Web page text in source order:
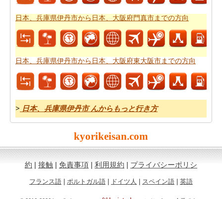
本、〒862-0949 熊本県熊本市中央区国府までの自分がよ
り良いあなたの旅行を計画するのに役立ちます。
道路で旅行するのは疲れましたか。日本、兵庫県伊丹市
から日本、〒862-0949 熊本県熊本市中央区国府まで、あ
なたは飛ぶことができます。旅行する前に日本、兵庫県
伊丹市から日本、〒862-0949 熊本県熊本市中央区国府ま
での飛行時間
をチェックして下さい。
あなたはそれが確からしいの停止ポイントとあなたの旅
の途中でポイントを与えマップたいですか。
県伊丹市から日本、〒862-0949 熊本県熊本市中央区国府
までの道路ルートプランはあなたがチェックすることを
お勧めします。
あなたのルートを得ることが計画された後、あなたの旅
のために駆動するためのコストの公正な見積もりを有す
日本、兵庫県伊丹市から日本、大阪府門真市までの方向
日本、兵庫県伊丹市から日本、大阪府東大阪市までの方向
> 日本、兵庫県伊丹市 んからもっと行き方
kyorikeisan.com
約 | 接触 | 免責事項 | 利用規約 | プライバシーポリシ
フランス語 | ポルトガル語 | ドイツ人 | スペイン語 | 英語